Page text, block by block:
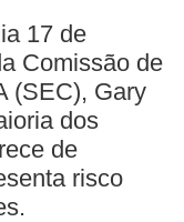
17 de
Comissão de
(SEC), Gary
dos
de
risco